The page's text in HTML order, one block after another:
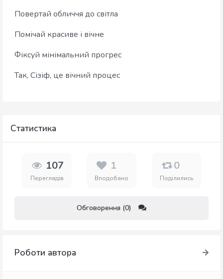
Повертай обличчя до світла
Помічай красиве і вічне
Фіксуй мінімальний прогрес
Так, Сізіф, це вічний процес
Статистика
107
Переглядів
1
Вподобано
0
Поділились
Обговорення (0)
Роботи автора